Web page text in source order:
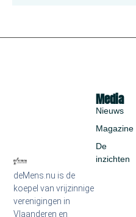
deMens.nu is de
koepel van vrijzinnige
verenigingen in
Vlaanderen en
Media
Nieuws
Magazine
De
inzichten